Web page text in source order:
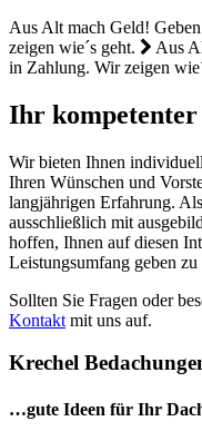
Aus Alt mach Geld!
zeigen wie´s geht.
Aus
in Zahlung. Wir zeigen
Ihr kompetenter
Wir bieten Ihnen
Ihren Wünschen und
langjährigen Erfahrung.
ausschließlich mit
hoffen, Ihnen auf diesen
Leistungsumfang geben zu
Sollten Sie Fragen oder
Kontakt mit uns auf.
Krechel
…gute Ideen für Ihr